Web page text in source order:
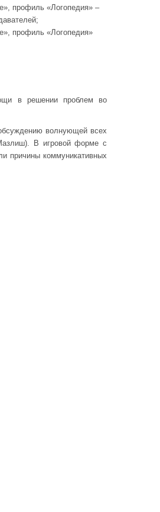
профиль «Логопедия» –
профиль «Логопедия»
в решении проблем во
волнующей всех
В игровой форме с
причины коммуникативных